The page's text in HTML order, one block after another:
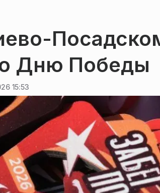
Дню Победы
15:53